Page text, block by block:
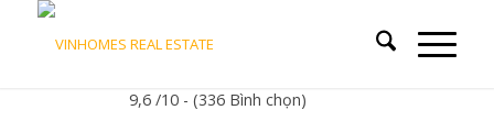
9,6 /10 - (336 Bình chọn)